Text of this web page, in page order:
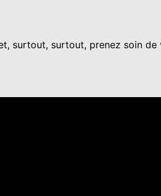
surtout, surtout, prenez soin de